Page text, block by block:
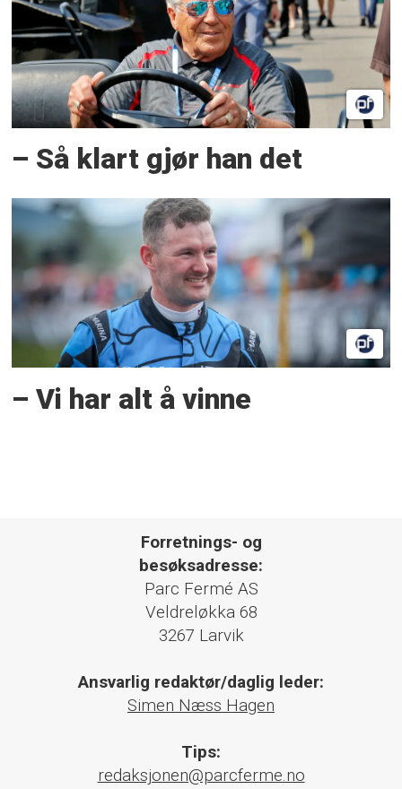
– Så klart gjør han det
– Vi har alt å vinne
Forretnings- og
besøksadresse:
Parc Fermé AS
Veldreløkka 68
3267 Larvik
Ansvarlig redaktør/daglig leder:
Simen Næss Hagen
Tips:
redaksjonen@parcferme.no